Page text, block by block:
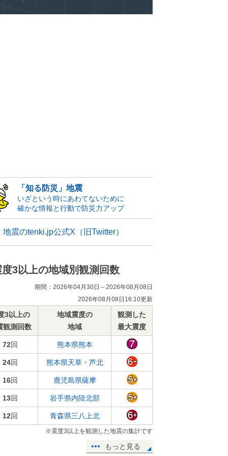
「知る防災」地震
いざという時にあわてないために
確かな情報と行動で防災力アップ
地震のtenki.jp公式X（旧Twitter）
度3以上の地域別観測回数
期間：2026年04月30日～2026年08月08日
2026年08月08日16:10更新
3以上の
観測回数
地域震度の
地域
観測した
最大震度
72回 熊本県熊本
24回 熊本県天草・芦北
16回 鹿児島県薩摩
13回 岩手県内陸北部
12回 青森県三八上北
※震度3以上を観測した地震の集計です
もっと見る